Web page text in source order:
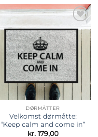
Tilføj til
ønskeliste
DØRMÅTTER
Velkomst dørmåtte:
“Keep calm and come in”
kr.179,00